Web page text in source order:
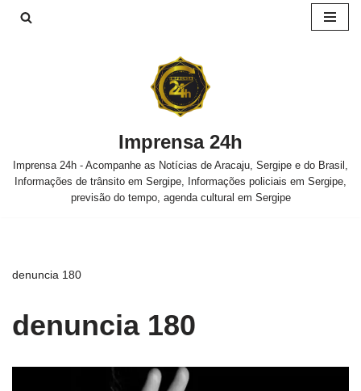
Imprensa 24h
Imprensa 24h - Acompanhe as Notícias de Aracaju, Sergipe e do Brasil,
Informações de trânsito em Sergipe, Informações policiais em Sergipe,
previsão do tempo, agenda cultural em Sergipe
denuncia 180
denuncia 180